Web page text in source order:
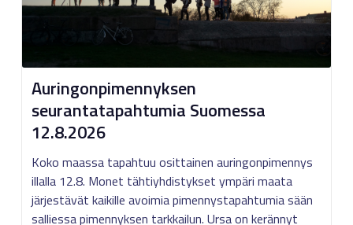
Auringonpimennyksen
seurantatapahtumia Suomessa
12.8.2026
Koko maassa tapahtuu osittainen auringonpimennys
illalla 12.8. Monet tähtiyhdistykset ympäri maata
järjestävät kaikille avoimia pimennystapahtumia sään
salliessa pimennyksen tarkkailun. Ursa on kerännyt